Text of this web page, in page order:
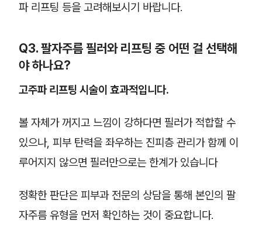
파 리프팅 등을 고려해보시기 바랍니다.
Q3. 팔자주름 필러와 리프팅 중 어떤 걸 선택해
야 하나요?
고주파 리프팅 시술이 효과적입니다.
볼 자체가 꺼지고 느낌이 강하다면 필러가 적합할 수
있으나, 피부 탄력을 좌우하는 진피층 관리가 함께 이
루어지지 않으면 필러만으로는 한계가 있습니다
정확한 판단은 피부과 전문의 상담을 통해 본인의 팔
자주름 유형을 먼저 확인하는 것이 중요합니다.